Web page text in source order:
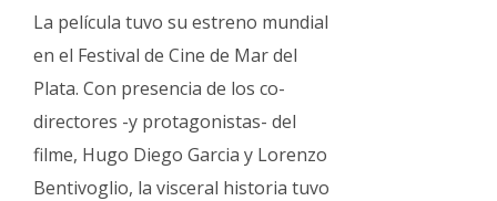
La película tuvo su estreno mundial
en el Festival de Cine de Mar del
Plata. Con presencia de los co-
directores -y protagonistas- del
filme, Hugo Diego Garcia y Lorenzo
Bentivoglio, la visceral historia tuvo